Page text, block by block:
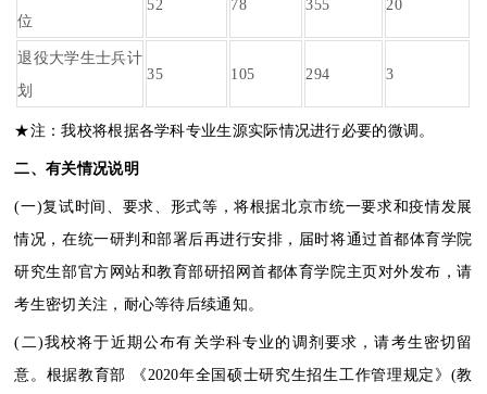
位
52 78 355 20
退役大学生士兵计
划
35 105 294 3
★注：我校将根据各学科专业生源实际情况进行必要的微调。
二、有关情况说明
(一)复试时间、要求、形式等，将根据北京市统一要求和疫情发展
情况，在统一研判和部署后再进行安排，届时将通过首都体育学院
研究生部官方网站和教育部研招网首都体育学院主页对外发布，请
考生密切关注，耐心等待后续通知。
(二)我校将于近期公布有关学科专业的调剂要求，请考生密切留
意。根据教育部 《2020年全国硕士研究生招生工作管理规定》(教